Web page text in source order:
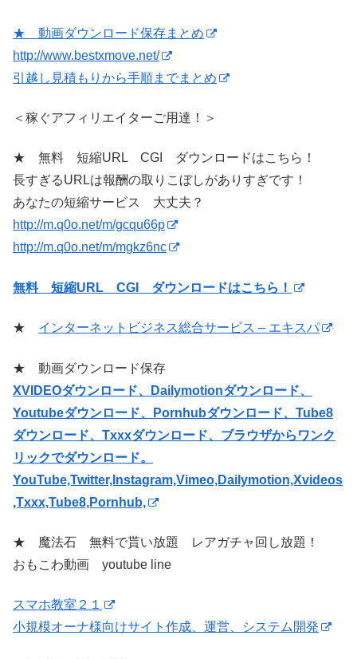
★ 動画ダウンロード保存まとめ
http://www.bestxmove.net/
引越し見積もりから手順までまとめ
＜稼ぐアフィリエイターご用達！＞
★ 無料 短縮URL CGI ダウンロードはこちら！
長すぎるURLは報酬の取りこぼしがありすぎです！
あなたの短縮サービス 大丈夫？
http://m.q0o.net/m/gcqu66p
http://m.q0o.net/m/mgkz6nc
無料 短縮URL CGI ダウンロードはこちら！
★ インターネットビジネス総合サービス – エキスパ
★ 動画ダウンロード保存
XVIDEOダウンロード、Dailymotionダウンロード、
Youtubeダウンロード、Pornhubダウンロード、Tube8
ダウンロード、Txxxダウンロード、ブラウザからワンク
リックでダウンロード。
YouTube,Twitter,Instagram,Vimeo,Dailymotion,Xvideos
,Txxx,Tube8,Pornhub,
★ 魔法石 無料で貰い放題 レアガチャ回し放題！
おもこわ動画 youtube line
スマホ教室２１
小規模オーナ様向けサイト作成、運営、システム開発